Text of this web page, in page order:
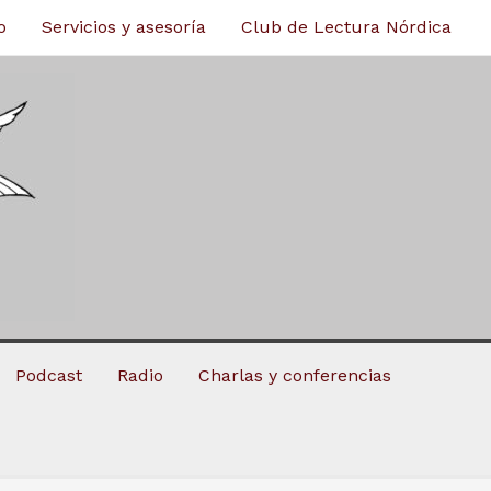
Servicios y asesoría Club de Lectura Nórdica
Podcast Radio Charlas y conferencias